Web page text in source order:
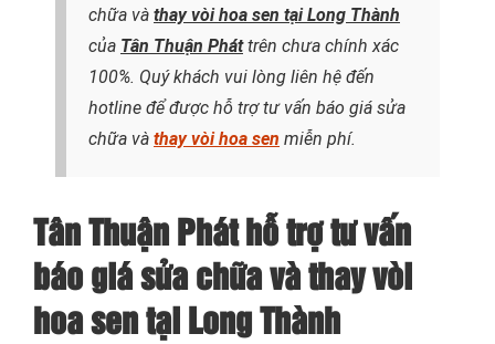
chữa và thay vòi hoa sen tại Long Thành
của Tân Thuận Pháttrên chưa chính xác
100%. Quý khách vui lòng liên hệ đến
hotline để được hỗ trợ tư vấn báo giá sửa
chữa và thay vòi hoa sen miễn phí.
Tân Thuận Phát hỗ trợ tư vấn
báo giá sửa chữa và thay vòi
hoa sen tại Long Thành